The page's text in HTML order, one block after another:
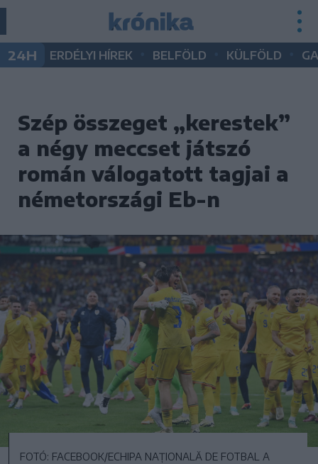
24H ERDÉLYI HÍREK BELFÖLD KÜLFÖLD
Szép összeget „kerestek”
a négy meccset játszó
román válogatott tagjai a
németországi Eb-n
FOTÓ: FACEBOOK/ECHIPA NAȚIONALĂ DE FOTBAL A